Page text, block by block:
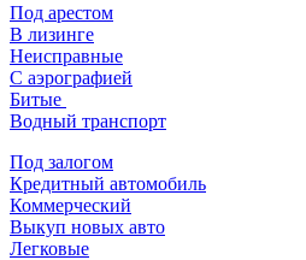
Под арестом
В лизинге
Неисправные
С аэрографией
Битые
Водный транспорт
Под залогом
Кредитный автомобиль
Коммерческий
Выкуп новых авто
Легковые